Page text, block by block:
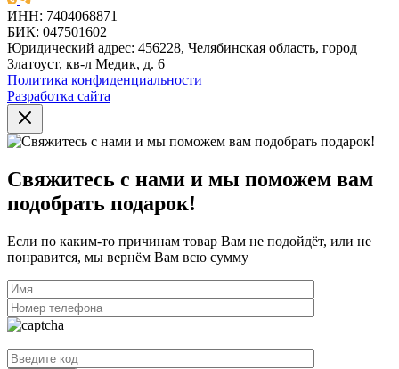
ИНН: 7404068871
БИК: 047501602
Юридический адрес: 456228, Челябинская область, город
Златоуст, кв-л Медик, д. 6
Политика конфиденциальности
Разработка сайта
Свяжитесь с нами и мы поможем вам
подобрать подарок!
Если по каким-то причинам товар Вам не подойдёт, или не
понравится, мы вернём Вам всю сумму